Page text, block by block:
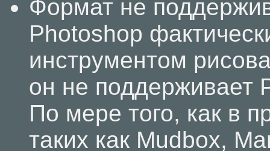
Формат не
Photoshop
инструментом
он не поддерживает
По мере того, как в
таких как Mudbox,